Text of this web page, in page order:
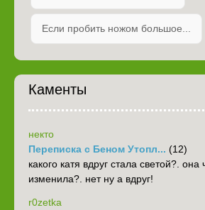
Если пробить ножом большое...
Каменты
некто
Переписка с Беном Утопл... (12)
какого катя вдруг стала светой?. она
изменила?. нет ну а вдруг!
r0zetka